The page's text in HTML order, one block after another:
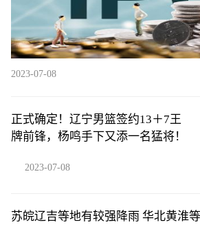
2023-07-08
正式确定！辽宁男篮签约13＋7王
牌前锋，杨鸣手下又添一名猛将！
2023-07-08
苏皖辽吉等地有较强降雨 华北黄淮